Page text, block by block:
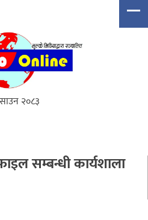
२०८३
सम्बन्धी कार्यशाला